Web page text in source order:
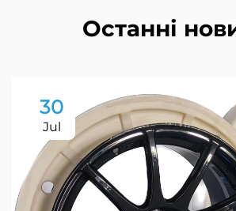
Останні
30
Jul